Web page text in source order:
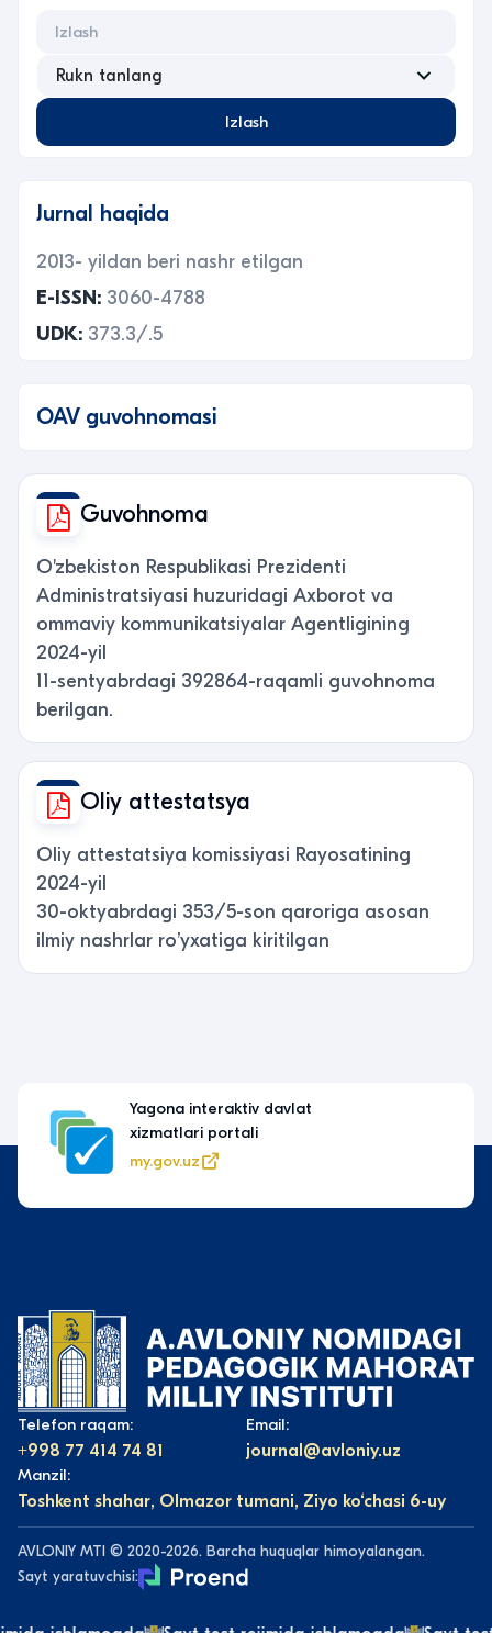
Izlash
Jurnal haqida
2013- yildan beri nashr etilgan
E-ISSN: 3060-4788
UDK: 373.3/.5
OAV guvohnomasi
Guvohnoma
O'zbekiston Respublikasi Prezidenti
Administratsiyasi huzuridagi Axborot va
ommaviy kommunikatsiyalar Agentligining
2024-yil
11-sentyabrdagi 392864-raqamli guvohnoma
berilgan.
Oliy attestatsya
Oliy attestatsiya komissiyasi Rayosatining
2024-yil
30-oktyabrdagi 353/5-son qaroriga asosan
ilmiy nashrlar ro’yxatiga kiritilgan
Yagona interaktiv davlat
xizmatlari portali
my.gov.uz
Telefon raqam:
+998 77 414 74 81
Email:
journal@avloniy.uz
Manzil:
Toshkent shahar, Olmazor tumani, Ziyo ko‘chasi 6-uy
AVLONIY MTI © 2020-2026. Barcha huquqlar himoyalangan.
Sayt yaratuvchisi: